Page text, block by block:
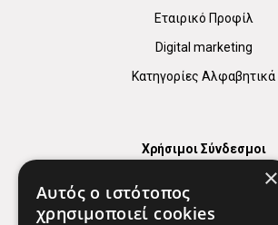
Εταιρικό Προφίλ
Digital marketing
Κατηγορίες Αλφαβητικά
Χρήσιμοι Σύνδεσμοι
Χρήσιμα Τηλέφωνα
×
Αυτός ο ιστότοπος
χρησιμοποιεί cookies